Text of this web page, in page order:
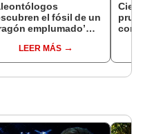
el fósil de un
emplumado’
LEER MÁS
con